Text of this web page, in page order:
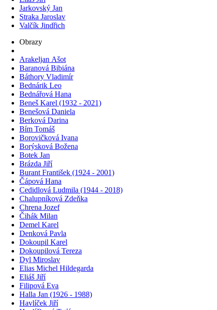
Jarkovský Jan
Straka Jaroslav
Valčík Jindřich
Obrazy
Arakeljan Ašot
Baranová Bibiána
Báthory Vladimír
Bednárik Leo
Bednářová Hana
Beneš Karel (1932 - 2021)
Benešová Daniela
Berková Darina
Bím Tomáš
Borovičková Ivana
Borýsková Božena
Botek Jan
Brázda Jiří
Burant František (1924 - 2001)
Čápová Hana
Cedidlová Ludmila (1944 - 2018)
Chalupníková Zdeňka
Chrena Jozef
Čihák Milan
Demel Karel
Denková Pavla
Dokoupil Karel
Dokoupilová Tereza
Dyl Miroslav
Elias Michel Hildegarda
Eliáš Jiří
Filipová Eva
Halla Jan (1926 - 1988)
Havlíček Jiří